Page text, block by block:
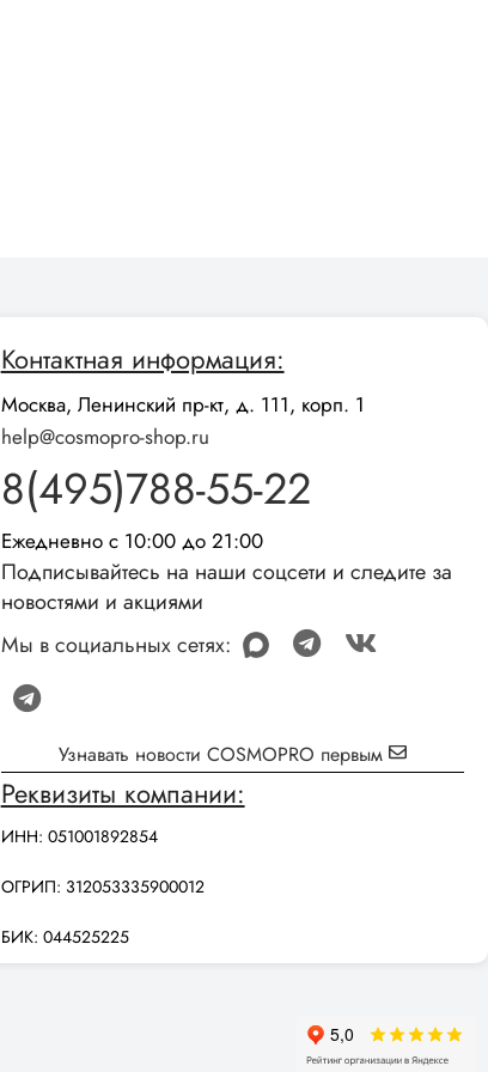
Контактная информация:
Москва, Ленинский пр-кт, д. 111, корп. 1
help@cosmopro-shop.ru
8(495)788-55-22
Ежедневно с 10:00 до 21:00
Подписывайтесь на наши соцсети и следите за
новостями и акциями
Мы в социальных сетях:
Узнавать новости COSMOPRO первым
Реквизиты компании:
ИНН: 051001892854
ОГРИП: 312053335900012
БИК: 044525225